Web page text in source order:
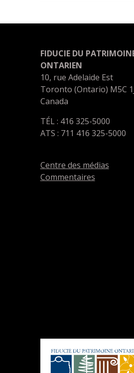
FIDUCIE DU
ONTARIEN
10, rue Adelaide Est
Toronto (Ontario) M5C
Canada
TÉL : 416 325-5000
ATS : 711 416 325-5000
Centre des médias
Commentaires